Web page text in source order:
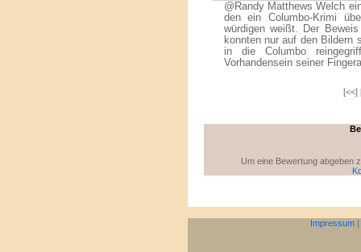
@Randy Matthews Welch
den ein Columbo-Krimi
würdigen weißt. Der
konnten nur auf den Bildern
in die Columbo
Vorhandensein seiner
[<<]
Um eine Bewertung abgeben
Impressum |